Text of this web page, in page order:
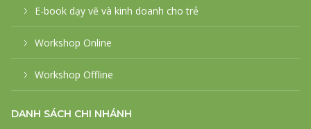
E-book dạy vẽ và kinh doanh cho trẻ
Workshop Online
Workshop Offline
DANH SÁCH CHI NHÁNH